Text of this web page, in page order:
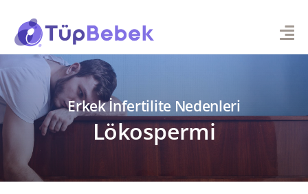
content
Erkek İnfertilite Nedenleri
Lökospermi